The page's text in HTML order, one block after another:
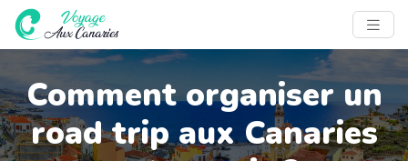
Comment organiser un
road trip aux Canaries